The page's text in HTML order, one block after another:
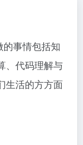
事情包括知
、代码理解与
生活的方方面